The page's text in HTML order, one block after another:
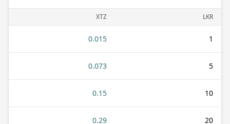
LKR
XTZ
1
0.015
5
0.073
10
0.15
20
0.29